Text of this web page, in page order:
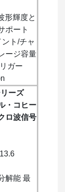
形輝度と
ポート
ント/チャ
ージ容量
ガー
ーズ
・コヒー
ロ波信号
解能 最